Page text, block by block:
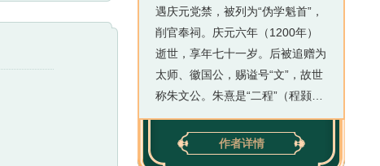
遇庆元党禁，被列为“伪学魁首”，
削官奉祠。庆元六年（1200年）
逝世，享年七十一岁。后被追赠为
太师、徽国公，赐谥号“文”，故世
称朱文公。朱熹是“二程”（程颢、
程颐）的三传弟子李侗的学生，与
二程合称“程朱学派”。他是唯一非
孔子亲传弟子而享祀孔庙，位列大
作者详情